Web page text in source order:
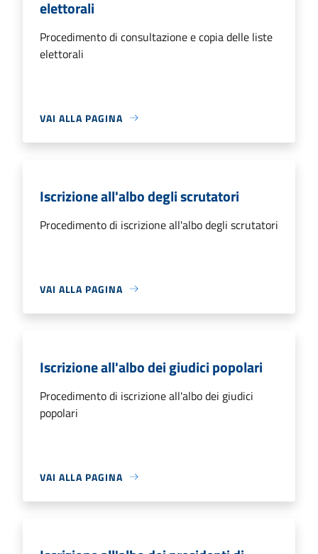
elettorali
Procedimento di consultazione e copia delle liste
elettorali
VAI ALLA PAGINA
Iscrizione all'albo degli scrutatori
Procedimento di iscrizione all'albo degli scrutatori
VAI ALLA PAGINA
Iscrizione all'albo dei giudici popolari
Procedimento di iscrizione all'albo dei giudici
popolari
VAI ALLA PAGINA